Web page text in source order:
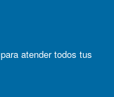
atender todos tus